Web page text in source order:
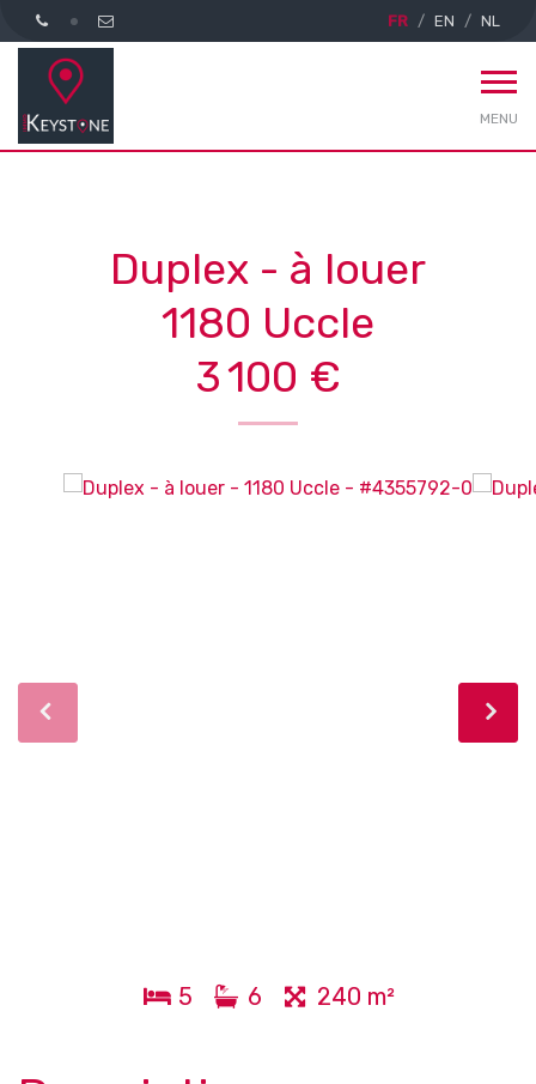
FR EN NL
MENU
Duplex - à louer
1180 Uccle
3 100 €
5 6 240 m²